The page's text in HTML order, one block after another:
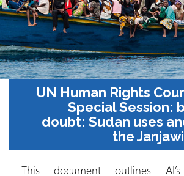
UN Human
Special
doubt: Sudan
the
This document